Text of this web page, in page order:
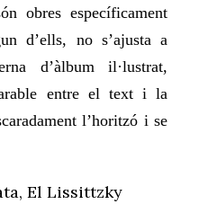
obres específicament
d’ells, no s’ajusta a
d’àlbum il·lustrat,
entre el text i la
l’horitzó i se